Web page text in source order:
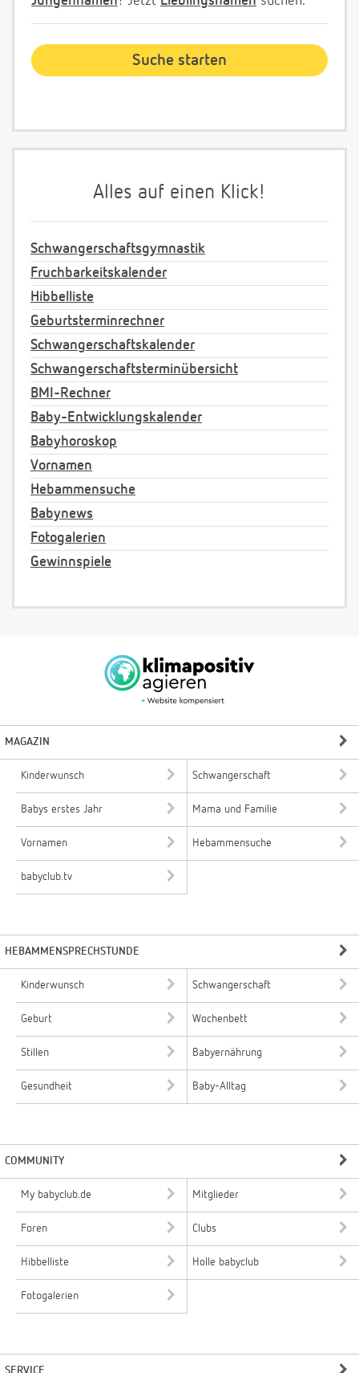
Alles auf einen Klick!
Schwangerschaftsgymnastik
Fruchbarkeitskalender
Hibbelliste
Geburtsterminrechner
Schwangerschaftskalender
Schwangerschaftsterminübersicht
BMI-Rechner
Baby-Entwicklungskalender
Babyhoroskop
Vornamen
Hebammensuche
Babynews
Fotogalerien
Gewinnspiele
MAGAZIN
Kinderwunsch Schwangerschaft
Babys erstes Jahr Mama und Familie
Vornamen Hebammensuche
babyclub.tv
HEBAMMENSPRECHSTUNDE
Kinderwunsch Schwangerschaft
Geburt Wochenbett
Stillen Babyernährung
Gesundheit Baby-Alltag
COMMUNITY
My babyclub.de Mitglieder
Foren Clubs
Hibbelliste Holle babyclub
Fotogalerien